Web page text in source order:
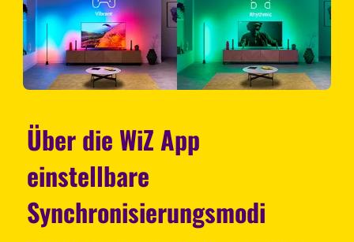
Über die WiZ App
einstellbare
Synchronisierungsmodi